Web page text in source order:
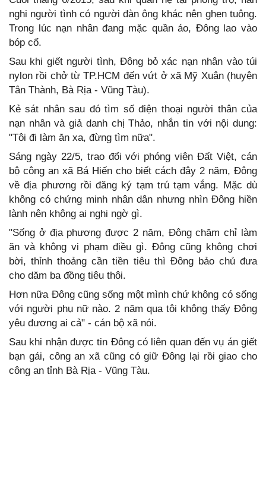
nghi người tình có người đàn ông khác nên ghen tuông.
Trong lúc nạn nhân đang mặc quần áo, Đông lao vào
bóp cổ.
Sau khi giết người tình, Đông bỏ xác nạn nhân vào túi
nylon rồi chở từ TP.HCM đến vứt ở xã Mỹ Xuân (huyện
Tân Thành, Bà Rịa - Vũng Tàu).
Kẻ sát nhân sau đó tìm số điện thoại người thân của
nạn nhân và giả danh chị Thảo, nhắn tin với nội dung:
"Tôi đi làm ăn xa, đừng tìm nữa".
Sáng ngày 22/5, trao đổi với phóng viên Đất Việt, cán
bộ công an xã Bá Hiến cho biết cách đây 2 năm, Đông
về địa phương rồi đăng ký tạm trú tạm vắng. Mặc dù
không có chứng minh nhân dân nhưng nhìn Đông hiền
lành nên không ai nghi ngờ gì.
"Sống ở địa phương được 2 năm, Đông chăm chỉ làm
ăn và không vi phạm điều gì. Đông cũng không chơi
bời, thỉnh thoảng cần tiền tiêu thì Đông bảo chủ đưa
cho dăm ba đồng tiêu thôi.
Hơn nữa Đông cũng sống một mình chứ không có sống
với người phụ nữ nào. 2 năm qua tôi không thấy Đông
yêu đương ai cả" - cán bộ xã nói.
Sau khi nhận được tin Đông có liên quan đến vụ án giết
bạn gái, công an xã cũng có giữ Đông lại rồi giao cho
công an tỉnh Bà Rịa - Vũng Tàu.